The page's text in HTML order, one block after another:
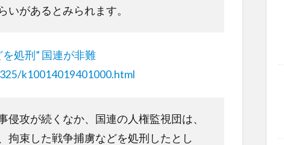
いがあるとみられます。
処刑” 国連が非難
k10014019401000.html
侵攻が続くなか、国連の人権監視団は、
拘束した戦争捕虜などを処刑したとし